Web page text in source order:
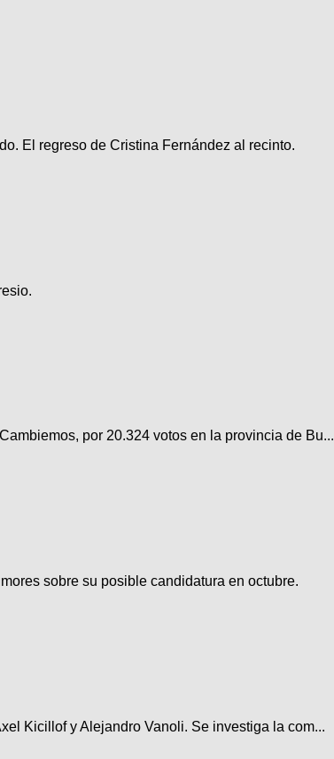
El regreso de Cristina Fernández al recinto.
por 20.324 votos en la provincia de Bu...
sobre su posible candidatura en octubre.
Kicillof y Alejandro Vanoli. Se investiga la com...